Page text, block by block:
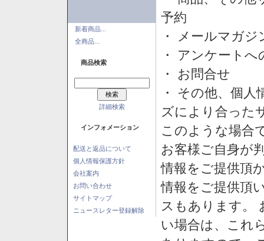
新着商品...
全商品...
商品検索
詳細検索
インフォメーション
配送と返品について
個人情報保護方針
会社案内
お問い合わせ
サイトマップ
ニュースレター登録解除
予約
・ メールマガ
・ アンケートへ
・ お問合せ
・ その他、個
ズにより合った
このような場合
お客様ご自身が
情報をご提供頂
情報をご提供頂
スもあります。
い場合は、これ